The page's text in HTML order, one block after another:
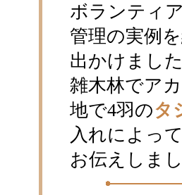
ボランティ
管理の実例
出かけまし
雑木林でア
地で4羽のタ
入れによっ
お伝えしま